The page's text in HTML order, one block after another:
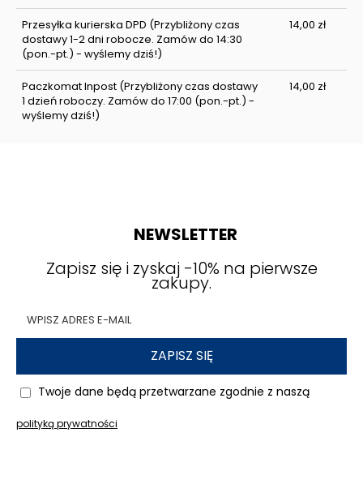
Przesyłka kurierska DPD (Przybliżony czas
dostawy 1-2 dni robocze. Zamów do 14:30
(pon.-pt.) - wyślemy dziś!)
14,00 zł
Paczkomat Inpost(Przybliżony czas dostawy
1 dzień roboczy. Zamów do 17:00 (pon.-pt.) -
wyślemy dziś!)
14,00 zł
NEWSLETTER
Zapisz się i zyskaj -10% na pierwsze
zakupy.
ZAPISZ SIĘ
Twoje dane będą przetwarzane zgodnie z naszą
polityką prywatności